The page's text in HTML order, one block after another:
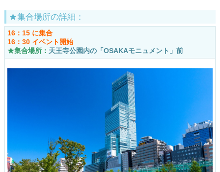
★集合場所の詳細：
16：15 に集合
16：30 イベント開始
★集合場所： 天王寺公園内の「OSAKAモニュメント」前